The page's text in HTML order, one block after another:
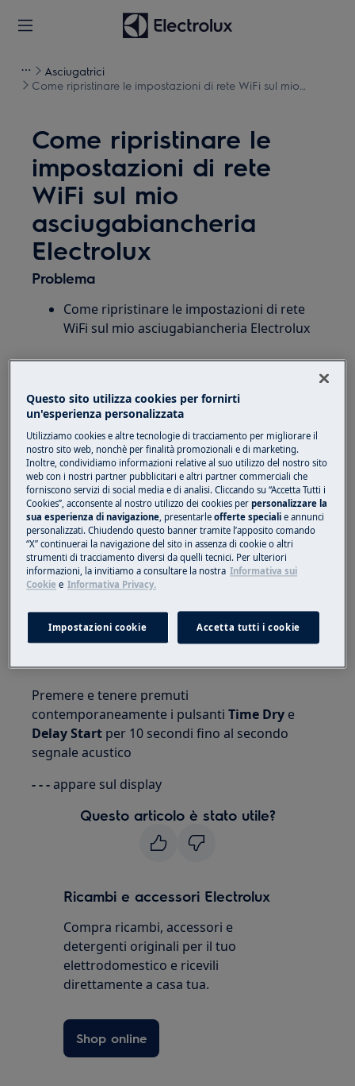
Asciugatrici
Come ripristinare le impostazioni di rete WiFi sul mio
Come ripristinare le
impostazioni di rete
WiFi sul mio
asciugabiancheria
Electrolux
Problema
Come ripristinare le impostazioni di rete
WiFi sul mio asciugabiancheria Electrolux
Asciugatrici Electrolux con connessione
WiFi
Soluzione
Per rimuovere le credenziali wireless, attenersi
alla seguente procedura:
Asciugatrice PerfectCare 900
Premere e tenere premuti
contemporaneamente i pulsantiTime Dry e
Delay Start per 10 secondi fino al secondo
segnale acustico
- - -appare sul display
Questo articolo è stato utile?
Ricambi e accessori Electrolux
Compra ricambi, accessori e
detergenti originali per il tuo
elettrodomestico e ricevili
direttamente a casa tua.
Shop online
Questo sito utilizza cookies per fornirti
un'esperienza personalizzata
Utilizziamo cookies e altre tecnologie di tracciamento per migliorare il
nostro sito web, nonchè per finalità promozionali e di marketing.
Inoltre, condividiamo informazioni relative al suo utilizzo del nostro sito
web con i nostri partner pubblicitari e altri partner commerciali che
forniscono servizi di social media e di analisi. Cliccando su “Accetta Tutti i
Cookies”, acconsente al nostro utilizzo dei cookies perpersonalizzare la
sua esperienza di navigazione, presentarleofferte speciali e annunci
personalizzati. Chiudendo questo banner tramite l’apposito comando
“X” continuerai la navigazione del sito in assenza di cookie o altri
strumenti di tracciamento diversi da quelli tecnici. Per ulteriori
informazioni, la invitiamo a consultare la nostra Informativa sui
Cookie e Informativa Privacy.
Impostazioni cookie Accetta tutti i cookie